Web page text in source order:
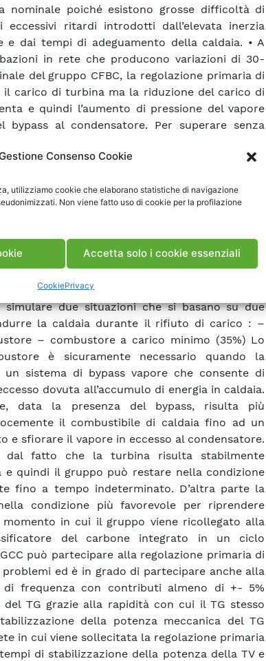
Consenso Cookie
utilizziamo cookie che elaborano statistiche di navigazione
Non viene fatto uso di cookie per la profilazione
Accetta solo i cookie essenziali
CookiePrivacy
nominale poiché esistono grosse difficoltà di
eccessivi ritardi introdotti dall’elevata inerzia
e dai tempi di adeguamento della caldaia. • A
in rete che producono variazioni di 30-
del gruppo CFBC, la regolazione primaria di
carico di turbina ma la riduzione del carico di
e quindi l’aumento di pressione del vapore
bypass al condensatore. Per superare senza
il sistema di bypass dovrebbe essere dotato
rapide e modulanti per scaricare il vapore in
di bypass controllate a programma o con
di definire una soglia di "massimo sbilancio
che attivi l’intervento della procedura di rifiuto
di rifiuto totale di carico le simulazioni
anche un sistema di bypass con valvole non
veloci può essere sufficiente a
di caldaia e conseguentemente la velocità della
due situazioni che si basano su due
la caldaia durante il rifiuto di carico : –
– combustore a carico minimo (35%) Lo
è sicuramente necessario quando la
sistema di bypass vapore che consente di
dovuta all’accumulo di energia in caldaia.
data la presenza del bypass, risulta più
il combustibile di caldaia fino ad un
e sfiorare il vapore in eccesso al condensatore.
dal fatto che la turbina risulta stabilmente
e quindi il gruppo può restare nella condizione
fino a tempo indeterminato. D’altra parte la
condizione più favorevole per riprendere
momento in cui il gruppo viene ricollegato alla
del carbone integrato in un ciclo
può partecipare alla regolazione primaria di
ed è in grado di partecipare anche alla
di frequenza con contributi almeno di +- 5%
del TG grazie alla rapidità con cui il TG stesso
della potenza meccanica del TG
in cui viene sollecitata la regolazione primaria
di stabilizzazione della potenza della TV e